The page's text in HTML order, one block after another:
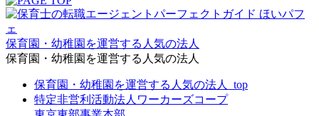
保育園・幼稚園を運営する人気の法人
保育園・幼稚園を運営する人気の法人
保育園・幼稚園を運営する人気の法人_top
特定非営利活動法人ワーカーズコープ